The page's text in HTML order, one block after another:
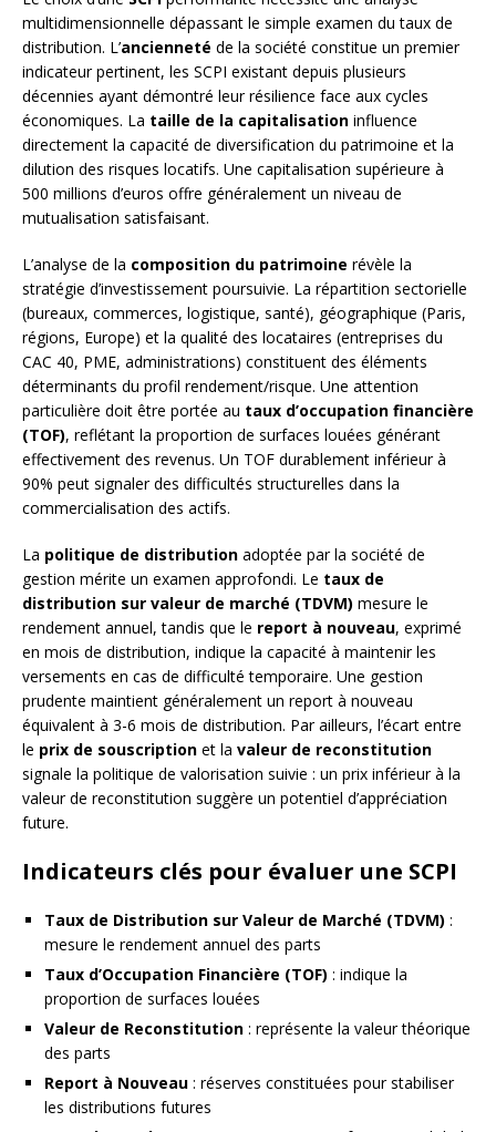
multidimensionnelle dépassant le simple examen du taux de
distribution. L’ancienneté de la société constitue un premier
indicateur pertinent, les SCPI existant depuis plusieurs
décennies ayant démontré leur résilience face aux cycles
économiques. La taille de la capitalisation influence
directement la capacité de diversification du patrimoine et la
dilution des risques locatifs. Une capitalisation supérieure à
500 millions d’euros offre généralement un niveau de
mutualisation satisfaisant.
L’analyse de la composition du patrimoine révèle la
stratégie d’investissement poursuivie. La répartition sectorielle
(bureaux, commerces, logistique, santé), géographique (Paris,
régions, Europe) et la qualité des locataires (entreprises du
CAC 40, PME, administrations) constituent des éléments
déterminants du profil rendement/risque. Une attention
particulière doit être portée au taux d’occupation financière
(TOF), reflétant la proportion de surfaces louées générant
effectivement des revenus. Un TOF durablement inférieur à
90% peut signaler des difficultés structurelles dans la
commercialisation des actifs.
La politique de distribution adoptée par la société de
gestion mérite un examen approfondi. Le taux de
distribution sur valeur de marché (TDVM) mesure le
rendement annuel, tandis que le report à nouveau, exprimé
en mois de distribution, indique la capacité à maintenir les
versements en cas de difficulté temporaire. Une gestion
prudente maintient généralement un report à nouveau
équivalent à 3-6 mois de distribution. Par ailleurs, l’écart entre
le prix de souscription et la valeur de reconstitution
signale la politique de valorisation suivie : un prix inférieur à la
valeur de reconstitution suggère un potentiel d’appréciation
future.
Indicateurs clés pour évaluer une SCPI
Taux de Distribution sur Valeur de Marché (TDVM) :
mesure le rendement annuel des parts
Taux d’Occupation Financière (TOF) : indique la
proportion de surfaces louées
Valeur de Reconstitution : représente la valeur théorique
des parts
Report à Nouveau : réserves constituées pour stabiliser
les distributions futures